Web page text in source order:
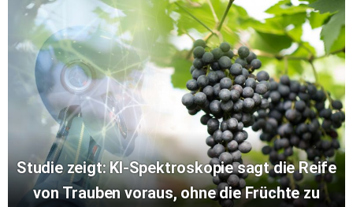
Studie zeigt: KI-Spektroskopie sagt die Reife
von Trauben voraus, ohne die Früchte zu